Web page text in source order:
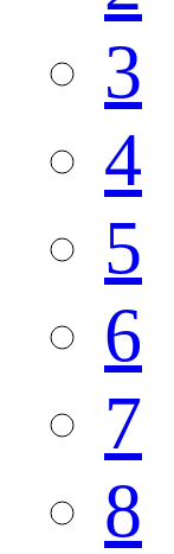
3
4
5
6
7
8